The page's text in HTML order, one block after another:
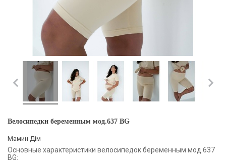
Велосипедки беременным мод.637 BG
Мамин Дім
Основные характеристики велосипедок беременным мод.637
BG: